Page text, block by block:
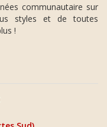
communautaire sur
styles et de toutes
!